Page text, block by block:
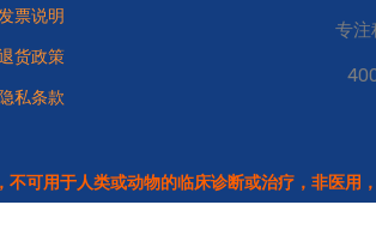
票说明
货政策
隐私条款
专注
可用于人类或动物的临床诊断或治疗，非医用